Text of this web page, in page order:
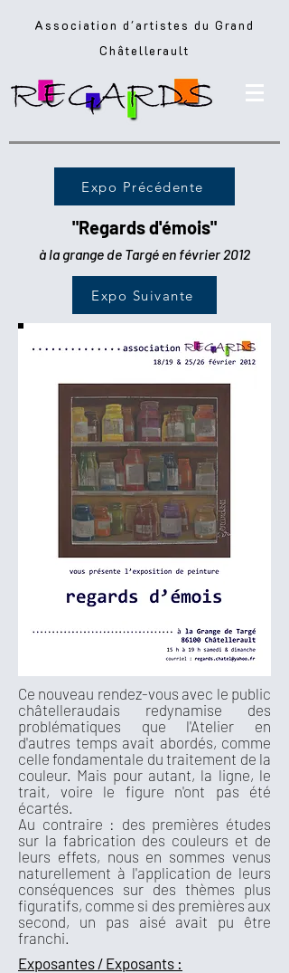
Association d'artistes du Grand
Châtellerault
Expo Précédente
"Regards d'émois"
à la grange de Targé en février 2012
Expo Suivante
Ce nouveau rendez-vous avec le public
châtelleraudais redynamise des
problématiques que l'Atelier en
d'autres temps avait abordés, comme
celle fondamentale du traitement de la
couleur. Mais pour autant, la ligne, le
trait, voire le figure n'ont pas été
écartés.
Au contraire : des premières études
sur la fabrication des couleurs et de
leurs effets, nous en sommes venus
naturellement à l'application de leurs
conséquences sur des thèmes plus
figuratifs, comme si des premières aux
second, un pas aisé avait pu être
franchi.
Exposantes / Exposants :